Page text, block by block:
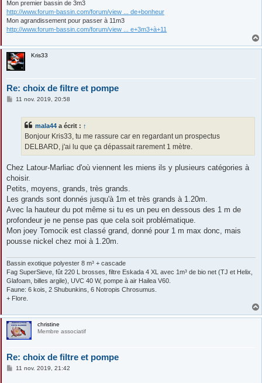
Mon premier bassin de 3m3
http://www.forum-bassin.com/forum/view ... de+bonheur
Mon agrandissement pour passer à 11m3
http://www.forum-bassin.com/forum/view ... e+3m3+à+11
Kris33
Re: choix de filtre et pompe
M
11 nov. 2019, 20:58
mala44 a écrit : ↑
Bonjour Kris33, tu me rassure car en regardant un prospectus
DELBARD, j'ai lu que ça dépassait rarement 1 mètre.
Chez Latour-Marliac d'où viennent les miens ils y plusieurs catégories à
choisir.
Petits, moyens, grands, très grands.
Les grands sont donnés jusqu'à 1m et très grands à 1.20m.
Avec la hauteur du pot même si tu es un peu en dessous des 1 m de
profondeur je ne pense pas que cela soit problématique.
Mon joey Tomocik est classé grand, donné pour 1 m max donc, mais
pousse nickel chez moi à 1.20m.
Bassin exotique polyester 8 m³ + cascade
Fag SuperSieve, fût 220 L brosses, filtre Eskada 4 XL avec 1m³ de bio net (TJ et Helix,
Glafoam, billes argile), UVC 40 W, pompe à air Hailea V60.
Faune: 6 kois, 2 Shubunkins, 6 Notropis Chrosumus.
+ Flore.
christine
Membre associatif
Re: choix de filtre et pompe
M
11 nov. 2019, 21:42